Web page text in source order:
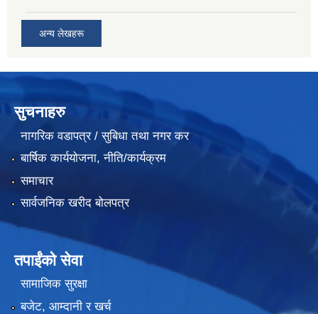
अन्य लेखहरू
सुचनाहरु
नागरिक वडापत्र / सुबिधा तथा नगर कर
बार्षिक कार्ययोजना, नीति/कार्यक्रम
समाचार
सार्वजनिक खरीद बोलपत्र
तपाईंको सेवा
सामाजिक सुरक्षा
बजेट, आम्दानी र खर्च